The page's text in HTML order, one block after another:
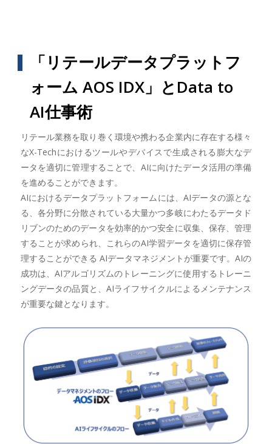
「リテールデータプラットフ
ォーム AOS IDX」とData to
AI仕事術
リテール業務を取り巻く環境や携わる企業内に存在する様々
なX-Techにおけるツールやデバイスで生成される膨大なデ
ータを適切に管理することで、AIに向けたデータ活用の準備
を進めることができます。
AIにおけるデータプラットフォームには、AIデータの源とな
る、各分野に分散されている大量かつ多岐にわたるデータド
リブンのためのデータを効率的かつ安全に収集、保存、管理
することが求められ、これらのAI学習データを適切に保存管
理することができる AIデータマネジメントが重要です。AIの
成功は、AIアルゴリズムのトレーニングに使用するトレーニ
ングデータの品質と、AIライフサイクルによるメンテナンス
が重要な鍵となります。